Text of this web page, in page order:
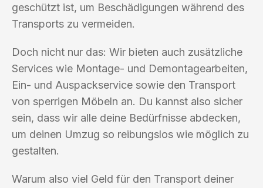
geschützt ist, um Beschädigungen während des
Transports zu vermeiden.
Doch nicht nur das: Wir bieten auch zusätzliche
Services wie Montage- und Demontagearbeiten,
Ein- und Auspackservice sowie den Transport
von sperrigen Möbeln an. Du kannst also sicher
sein, dass wir alle deine Bedürfnisse abdecken,
um deinen Umzug so reibungslos wie möglich zu
gestalten.
Warum also viel Geld für den Transport deiner